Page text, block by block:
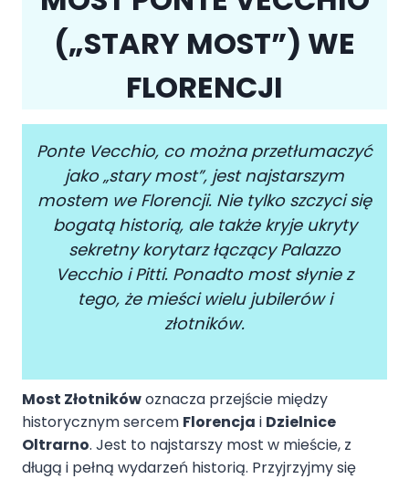
(„STARY MOST”) WE
FLORENCJI
Ponte Vecchio, co można przetłumaczyć
jako „stary most”, jest najstarszym
mostem we Florencji. Nie tylko szczyci się
bogatą historią, ale także kryje ukryty
sekretny korytarz łączący Palazzo
Vecchio i Pitti. Ponadto most słynie z
tego, że mieści wielu jubilerów i
złotników.
Most Złotnikówoznacza przejście między
historycznym sercem Florencja i Dzielnice
Oltrarno. Jest to najstarszy most w mieście, z
długą i pełną wydarzeń historią. Przyjrzyjmy się